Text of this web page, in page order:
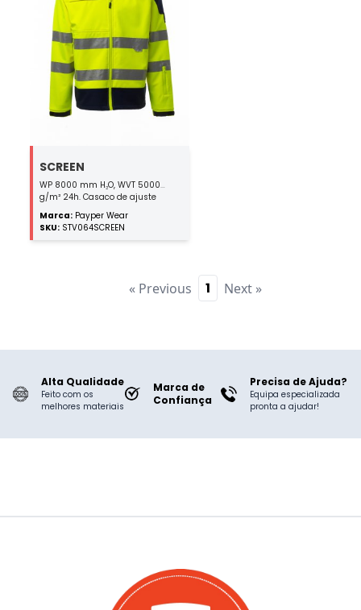
SCREEN
WP 8000 mm H₂O, WVT 5000
g/m² 24h. Casaco de ajuste
bicolor, de homem com faixas 3M,
fecho de correr SBS de tira
fecho de correr, um bolso de
peito, porta-identificação
Marca: Payper Wear
SKU: STV064SCREEN
« Previous 1 Next »
Alta Qualidade
Feito com os
melhores materiais
Marca de
Confiança
Precisa de Ajuda?
Equipa especializada
pronta a ajudar!